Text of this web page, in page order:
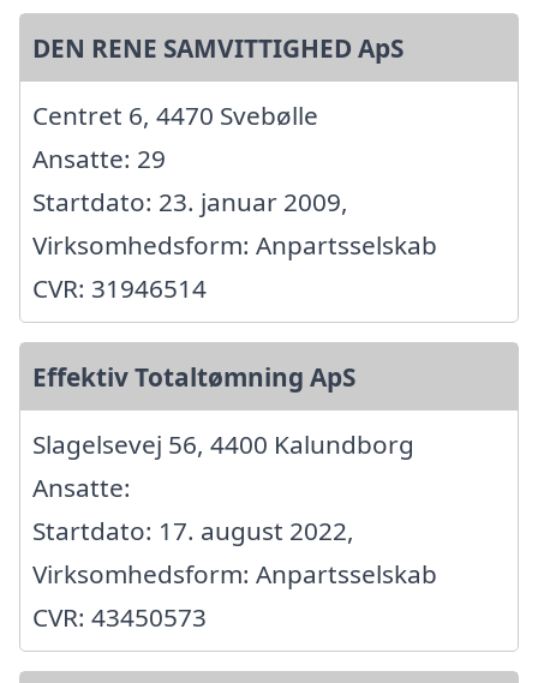
DEN RENE SAMVITTIGHED ApS
Centret 6, 4470 Svebølle
Ansatte: 29
Startdato: 23. januar 2009,
Virksomhedsform: Anpartsselskab
CVR: 31946514
Effektiv Totaltømning ApS
Slagelsevej 56, 4400 Kalundborg
Ansatte:
Startdato: 17. august 2022,
Virksomhedsform: Anpartsselskab
CVR: 43450573